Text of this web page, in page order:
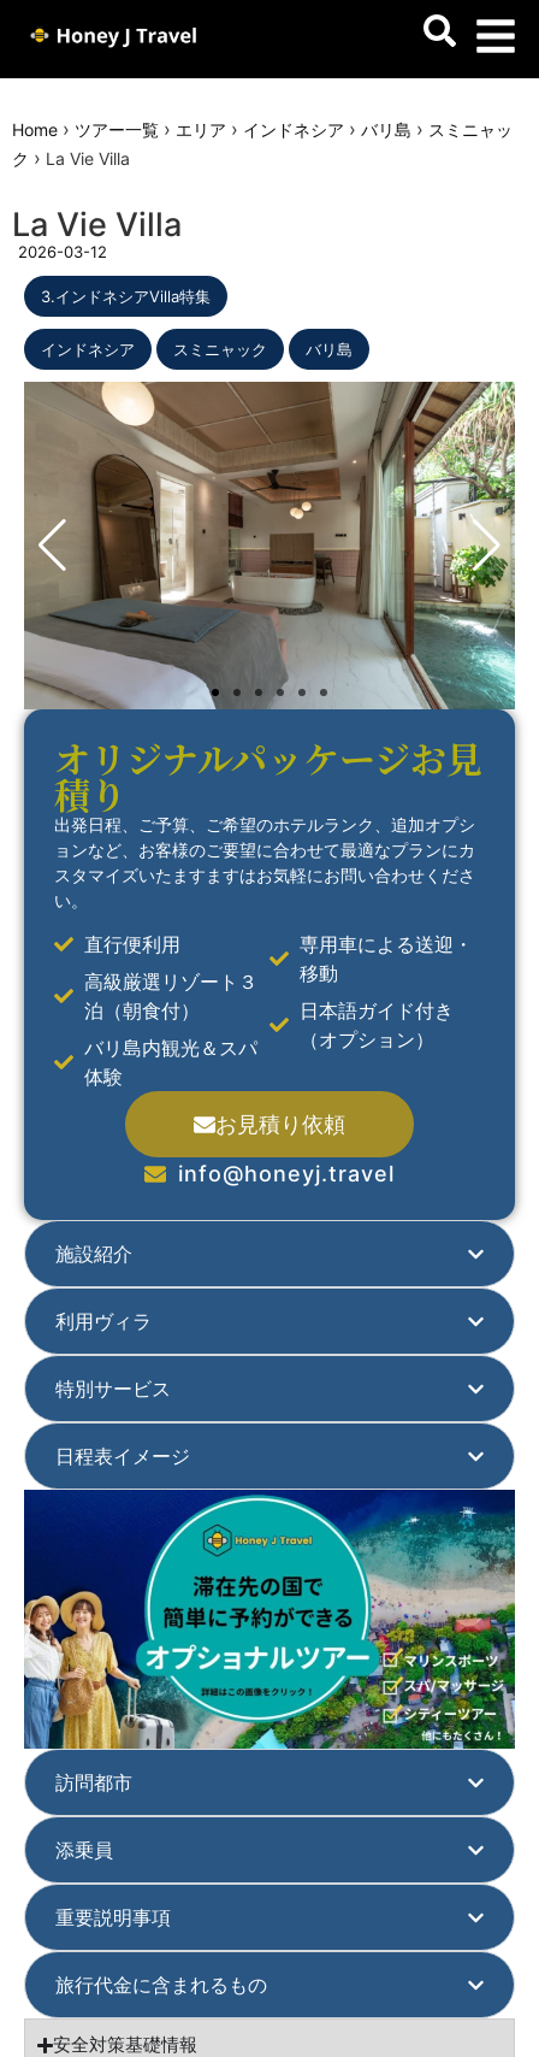
Home › ツアー一覧 › エリア › インドネシア › バリ島 › スミニャッ
ク › La Vie Villa
La Vie Villa
2026-03-12
3.インドネシアVilla特集
インドネシア スミニャック バリ島
オリジナルパッケージお見
積り
出発日程、ご予算、ご希望のホテルランク、追加オプシ
ョンなど、お客様のご要望に合わせて最適なプランにカ
スタマイズいたますますはお気軽にお問い合わせくださ
い。
直行便利用
高級厳選リゾート３
泊（朝食付）
バリ島内観光＆スパ
体験
専用車による送迎・
移動
日本語ガイド付き
（オプション）
お見積り依頼
info@honeyj.travel
施設紹介
利用ヴィラ
特別サービス
日程表イメージ
訪問都市
添乗員
重要説明事項
旅行代金に含まれるもの
安全対策基礎情報